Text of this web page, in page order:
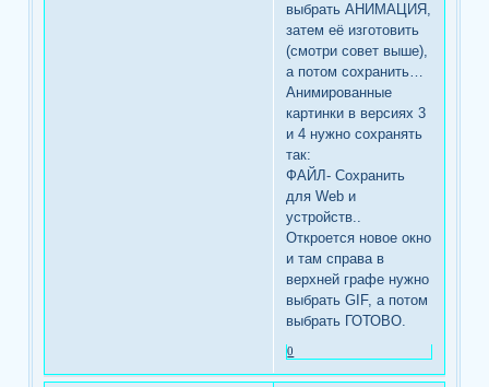
выбрать АНИМАЦИЯ,
затем её изготовить
(смотри совет выше),
а потом сохранить…
Анимированные
картинки в версиях 3
и 4 нужно сохранять
так:
ФАЙЛ- Сохранить
для Web и
устройств..
Откроется новое окно
и там справа в
верхней графе нужно
выбрать GIF, а потом
выбрать ГОТОВО.
0